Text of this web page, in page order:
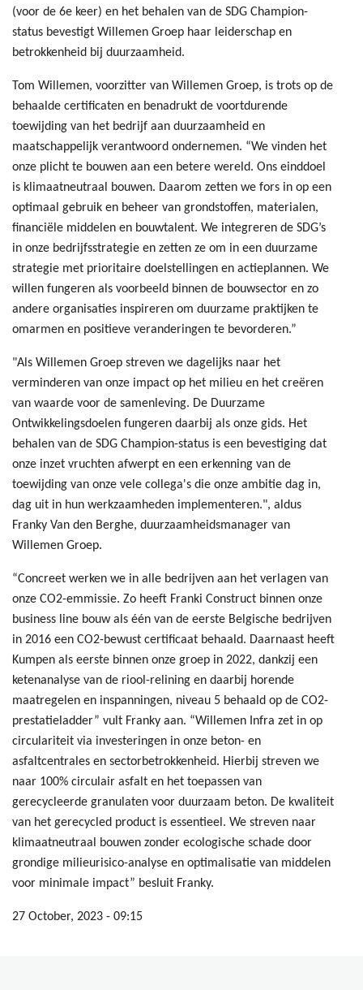
(voor de 6e keer) en het behalen van de SDG Champion-
status bevestigt Willemen Groep haar leiderschap en
betrokkenheid bij duurzaamheid.
Tom Willemen, voorzitter van Willemen Groep, is trots op de
behaalde certificaten en benadrukt de voortdurende
toewijding van het bedrijf aan duurzaamheid en
maatschappelijk verantwoord ondernemen. “We vinden het
onze plicht te bouwen aan een betere wereld. Ons einddoel
is klimaatneutraal bouwen. Daarom zetten we fors in op een
optimaal gebruik en beheer van grondstoffen, materialen,
financiële middelen en bouwtalent. We integreren de SDG’s
in onze bedrijfsstrategie en zetten ze om in een duurzame
strategie met prioritaire doelstellingen en actieplannen. We
willen fungeren als voorbeeld binnen de bouwsector en zo
andere organisaties inspireren om duurzame praktijken te
omarmen en positieve veranderingen te bevorderen.”
"Als Willemen Groep streven we dagelijks naar het
verminderen van onze impact op het milieu en het creëren
van waarde voor de samenleving. De Duurzame
Ontwikkelingsdoelen fungeren daarbij als onze gids. Het
behalen van de SDG Champion-status is een bevestiging dat
onze inzet vruchten afwerpt en een erkenning van de
toewijding van onze vele collega's die onze ambitie dag in,
dag uit in hun werkzaamheden implementeren.", aldus
Franky Van den Berghe, duurzaamheidsmanager van
Willemen Groep.
“Concreet werken we in alle bedrijven aan het verlagen van
onze CO2-emmissie. Zo heeft Franki Construct binnen onze
business line bouw als één van de eerste Belgische bedrijven
in 2016 een CO2-bewust certificaat behaald. Daarnaast heeft
Kumpen als eerste binnen onze groep in 2022, dankzij een
ketenanalyse van de riool-relining en daarbij horende
maatregelen en inspanningen, niveau 5 behaald op de CO2-
prestatieladder” vult Franky aan. “Willemen Infra zet in op
circulariteit via investeringen in onze beton- en
asfaltcentrales en sectorbetrokkenheid. Hierbij streven we
naar 100% circulair asfalt en het toepassen van
gerecycleerde granulaten voor duurzaam beton. De kwaliteit
van het gerecycled product is essentieel. We streven naar
klimaatneutraal bouwen zonder ecologische schade door
grondige milieurisico-analyse en optimalisatie van middelen
voor minimale impact” besluit Franky.
27 October, 2023 - 09:15